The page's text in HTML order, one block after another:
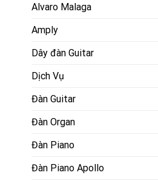
Alvaro Malaga
Amply
Dây đàn Guitar
Dịch Vụ
Đàn Guitar
Đàn Organ
Đàn Piano
Đàn Piano Apollo